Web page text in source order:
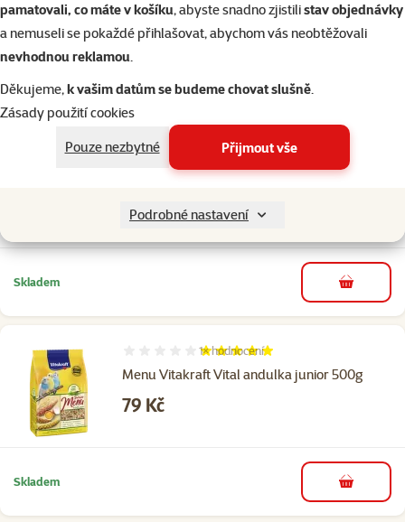
pamatovali, co máte v košíku, abyste snadno zjistilistav objednávky
a nemuseli se pokaždé přihlašovat, abychom vás neobtěžovali
nevhodnou reklamou.
Děkujeme,k vašim datům se budeme chovat slušně.
Zásady použití cookies
Pouze nezbytné
Přijmout vše
Podrobné nastavení
Cena
189 Kč
Skladem
Menu Vitakraft Vital drobný exot 500g
Hodnocení 100%, počet hodnocení: 1
hodnocení
Cena
79 Kč
Skladem do košíku
Menu Vitakraft Vital andulka junior 500g
Hodnocení 100%, počet hodnocení: 1
1×hodnocení
Cena
79 Kč
Skladem do košíku